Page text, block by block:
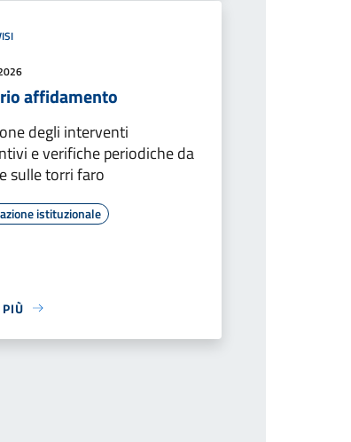
affidamento
degli interventi
e verifiche periodiche da
sulle torri faro
istituzionale